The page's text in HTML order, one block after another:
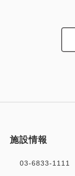
11日「藤田観光
WAON」より「
施設情報
03-6833-1111